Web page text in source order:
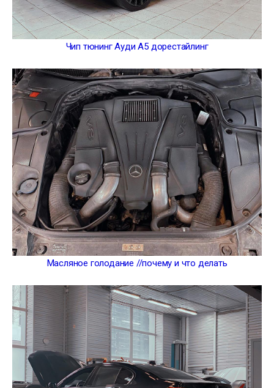
Чип тюнинг Ауди А5 дорестайлинг
Масляное голодание //почему и что делать